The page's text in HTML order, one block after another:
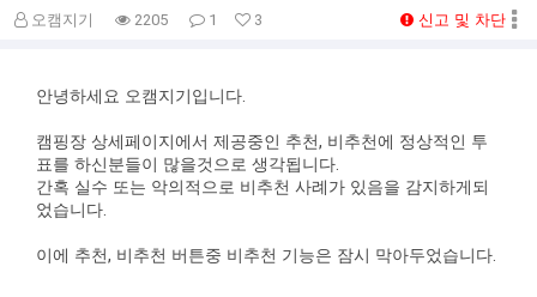
오캠지기 2205 1 3 신고 및 차단
안녕하세요 오캠지기입니다.
캠핑장 상세페이지에서 제공중인 추천, 비추천에 정상적인 투
표를 하신분들이 많을것으로 생각됩니다.
간혹 실수 또는 악의적으로 비추천 사례가 있음을 감지하게되
었습니다.
이에 추천, 비추천 버튼중 비추천 기능은 잠시 막아두었습니다.